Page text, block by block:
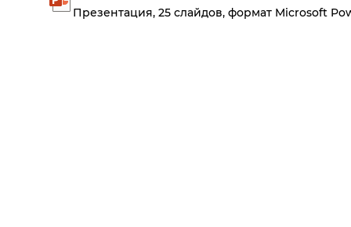
Презентация, 25 слайдов, формат Microsoft